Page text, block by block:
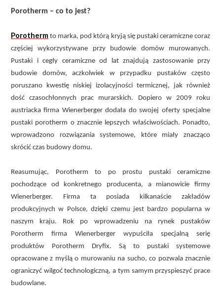
Porotherm – co to jest?
Porotherm to marka, pod którą kryją się pustaki ceramiczne coraz
częściej wykorzystywane przy budowie domów murowanych.
Pustaki i cegły ceramiczne od lat znajdują zastosowanie przy
budowie domów, aczkolwiek w przypadku pustaków często
poruszano kwestię niskiej izolacyjności termicznej, jak również
dość czasochłonnych prac murarskich. Dopiero w 2009 roku
austriacka firma Wienerberger dodała do swojej oferty specjalne
pustaki porotherm o znacznie lepszych właściwościach. Ponadto,
wprowadzono rozwiązania systemowe, które miały znacząco
skrócić czas budowy domu.
Reasumując, Porotherm to po prostu pustaki ceramiczne
pochodzące od konkretnego producenta, a mianowicie firmy
Wienerberger. Firma ta posiada kilkanaście zakładów
produkcyjnych w Polsce, dzięki czemu jest bardzo popularna w
naszym kraju. Rok po wprowadzeniu na rynek pustaków
Porotherm firma Wienerberger wypuściła specjalną serię
produktów Porotherm Dryfix. Są to pustaki systemowe
opracowane z myślą o murowaniu na sucho, co pozwala znacznie
ograniczyć wilgoć technologiczną, a tym samym przyspieszyć prace
budowlane.